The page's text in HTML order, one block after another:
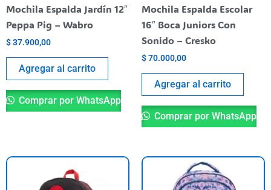
Mochila Espalda Jardín 12″
Peppa Pig – Wabro
$37.900,00
Agregar al carrito
Comprar por WhatsApp
Mochila Espalda Escolar
16″ Boca Juniors Con
Sonido – Cresko
$70.000,00
Agregar al carrito
Comprar por WhatsApp